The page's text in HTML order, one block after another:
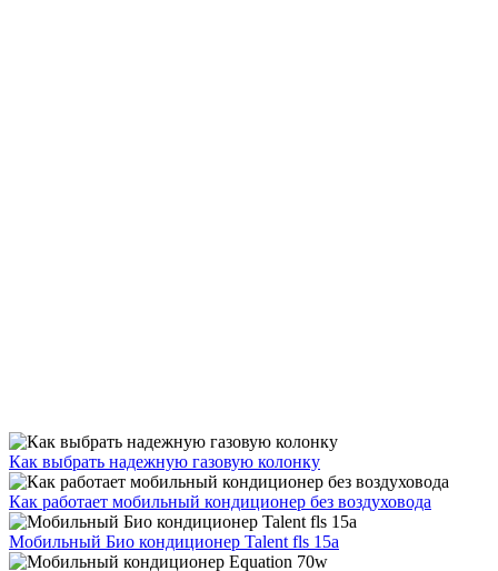
Как выбрать надежную газовую колонку
Как работает мобильный кондиционер без воздуховода
Мобильный Био кондиционер Talent fls 15a